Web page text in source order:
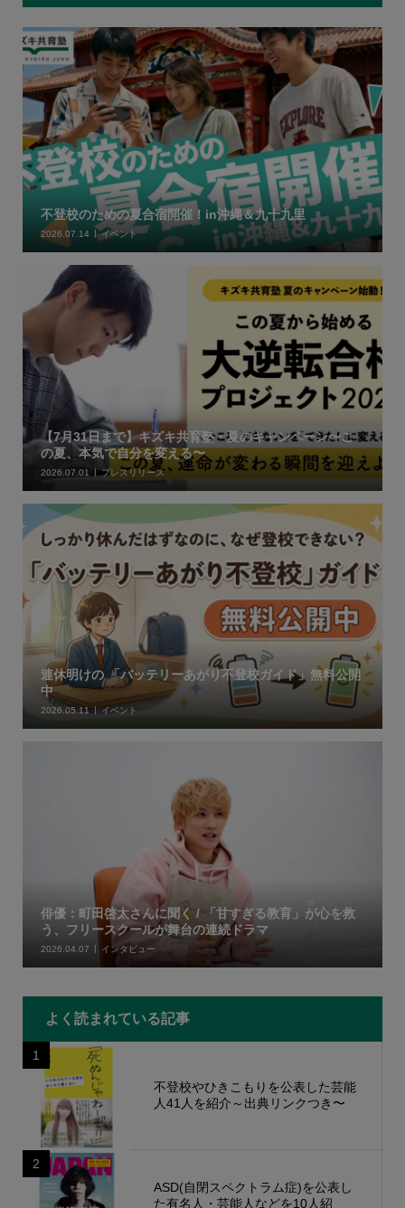
不登校のための夏合宿開催！in沖縄＆九十九里
2026.07.14 イベント
【7月31日まで】キズキ共育塾・夏のキャンペーン〜こ
の夏、本気で自分を変える〜
2026.07.01 プレスリリース
連休明けの 「バッテリーあがり不登校ガイド」無料公開
中
2026.05.11 イベント
俳優：町田啓太さんに聞く / 「甘すぎる教育」が心を救
う、フリースクールが舞台の連続ドラマ
2026.04.07 インタビュー
よく読まれている記事
1
不登校やひきこもりを公表した芸能
人41人を紹介～出典リンクつき〜
2
ASD(自閉スペクトラム症)を公表し
た有名人・芸能人などを10人紹